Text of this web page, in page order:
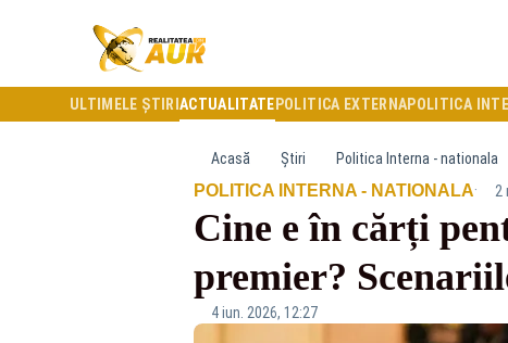
ULTIMELE ȘTIRI ACTUALITATE POLITICA EXTERNAPOLITICA
Acasă Știri Politica Interna - nationala
POLITICA INTERNA - NATIONALA· 2
Cine e în cărți
premier?
4 iun. 2026, 12:27